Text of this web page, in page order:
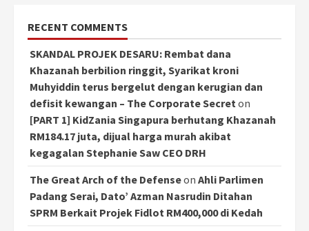
RECENT COMMENTS
SKANDAL PROJEK DESARU: Rembat dana
Khazanah berbilion ringgit, Syarikat kroni
Muhyiddin terus bergelut dengan kerugian dan
defisit kewangan – The Corporate Secret on
[PART 1] KidZania Singapura berhutang Khazanah
RM184.17 juta, dijual harga murah akibat
kegagalan Stephanie Saw CEO DRH
The Great Arch of the Defenseon Ahli Parlimen
Padang Serai, Dato’ Azman Nasrudin Ditahan
SPRM Berkait Projek Fidlot RM400,000 di Kedah